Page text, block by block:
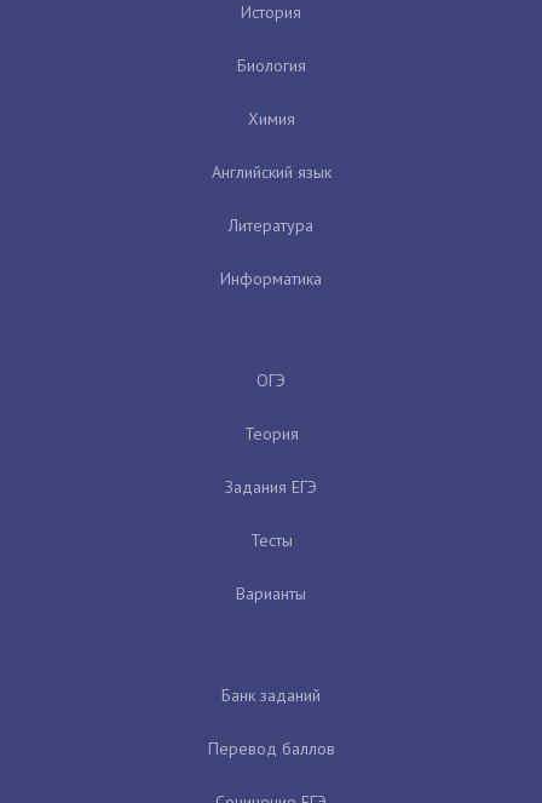
История
Биология
Химия
Английский язык
Литература
Информатика
ОГЭ
Теория
Задания ЕГЭ
Тесты
Варианты
Банк заданий
Перевод баллов